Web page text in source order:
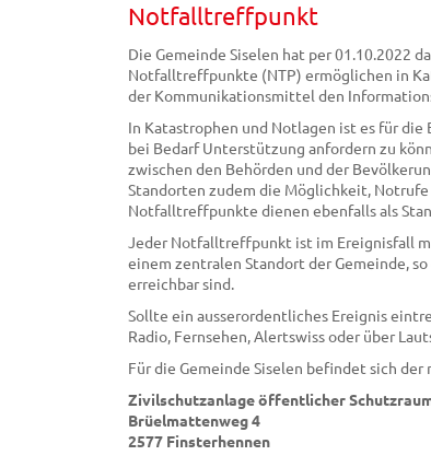
Notfalltreffpunkt
Die Gemeinde Siselen hat per 01.10.2022
Notfalltreffpunkte (NTP) ermöglichen in
der Kommunikationsmittel den
In Katastrophen und Notlagen ist es für
bei Bedarf Unterstützung anfordern zu
zwischen den Behörden und der
Standorten zudem die Möglichkeit,
Notfalltreffpunkte dienen ebenfalls als
Jeder Notfalltreffpunkt ist im Ereignisfall
einem zentralen Standort der Gemeinde,
erreichbar sind.
Sollte ein ausserordentliches Ereignis
Radio, Fernsehen, Alertswiss oder über
Für die Gemeinde Siselen befindet sich
Zivilschutzanlage öffentlicher
Brüelmattenweg 4
2577 Finsterhennen